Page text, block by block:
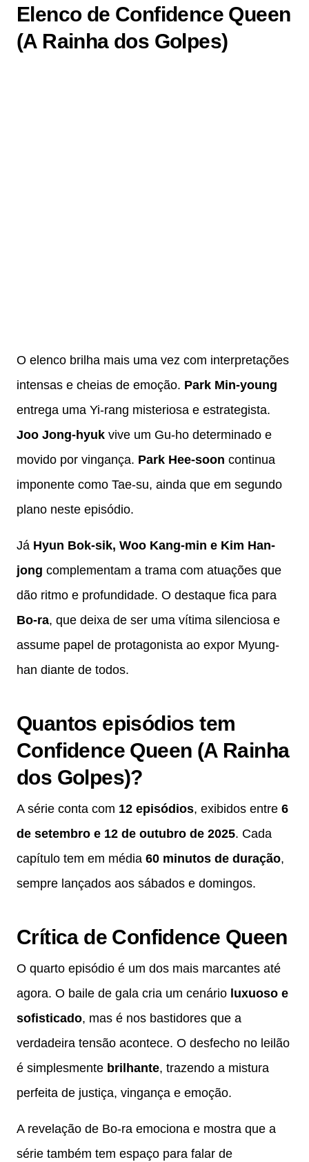
Elenco de Confidence Queen
(A Rainha dos Golpes)
O elenco brilha mais uma vez com interpretações
intensas e cheias de emoção. Park Min-young
entrega uma Yi-rang misteriosa e estrategista.
Joo Jong-hyuk vive um Gu-ho determinado e
movido por vingança. Park Hee-soon continua
imponente como Tae-su, ainda que em segundo
plano neste episódio.
Já Hyun Bok-sik, Woo Kang-min e Kim Han-
jong complementam a trama com atuações que
dão ritmo e profundidade. O destaque fica para
Bo-ra, que deixa de ser uma vítima silenciosa e
assume papel de protagonista ao expor Myung-
han diante de todos.
Quantos episódios tem
Confidence Queen (A Rainha
dos Golpes)?
A série conta com 12 episódios, exibidos entre 6
de setembro e 12 de outubro de 2025. Cada
capítulo tem em média 60 minutos de duração,
sempre lançados aos sábados e domingos.
Crítica de Confidence Queen
O quarto episódio é um dos mais marcantes até
agora. O baile de gala cria um cenário luxuoso e
sofisticado, mas é nos bastidores que a
verdadeira tensão acontece. O desfecho no leilão
é simplesmente brilhante, trazendo a mistura
perfeita de justiça, vingança e emoção.
A revelação de Bo-ra emociona e mostra que a
série também tem espaço para falar de